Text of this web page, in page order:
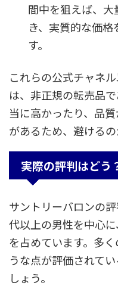
間中を狙えば、
き、実質的な価
す。
これらの公式チャネ
は、非正規の転売品
当に高かったり、品
があるため、避けるの
実際の評判はどう
サントリーバロンの
代以上の男性を中心
を占めています。多
うな点が評価されて
しょう。